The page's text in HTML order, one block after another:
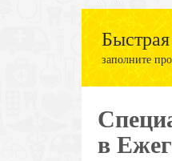
заполните
в